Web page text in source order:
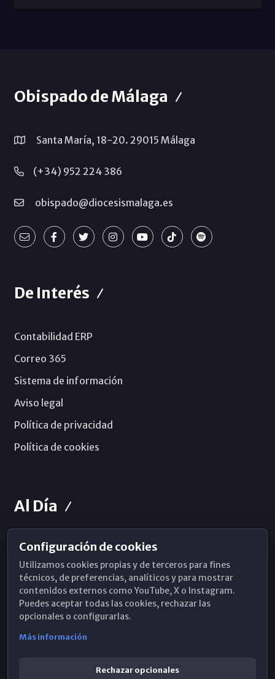
Obispado de Málaga
Santa María, 18-20. 29015 Málaga
(+34) 952 224 386
obispado@diocesismalaga.es
De Interés
Contabilidad ERP
Correo 365
Sistema de información
Aviso legal
Política de privacidad
Política de cookies
Al Día
Horarios de Misa
Hemeroteca
WhatsApp
Configuración de cookies
Utilizamos cookies propias y de terceros para fines
técnicos, de preferencias, analíticos y para mostrar
contenidos externos como YouTube, X o Instagram.
Puedes aceptar todas las cookies, rechazar las
opcionales o configurarlas.
Más información
Rechazar opcionales